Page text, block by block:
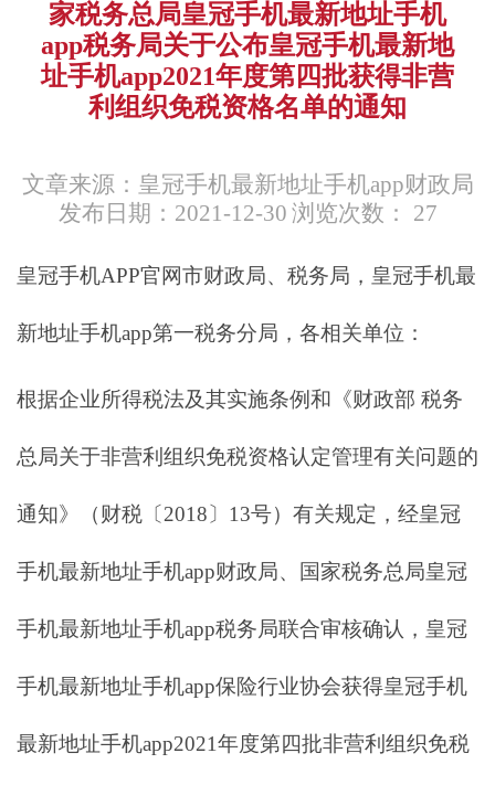
家税务总局皇冠手机最新地址手机
app税务局关于公布皇冠手机最新地
址手机app2021年度第四批获得非营
利组织免税资格名单的通知
文章来源：皇冠手机最新地址手机app财政局
发布日期：2021-12-30 浏览次数： 27
皇冠手机APP官网市财政局、税务局，皇冠手机最
新地址手机app第一税务分局，各相关单位：
根据企业所得税法及其实施条例和《财政部 税务
总局关于非营利组织免税资格认定管理有关问题的
通知》（财税〔2018〕13号）有关规定，经皇冠
手机最新地址手机app财政局、国家税务总局皇冠
手机最新地址手机app税务局联合审核确认，皇冠
手机最新地址手机app保险行业协会获得皇冠手机
最新地址手机app2021年度第四批非营利组织免税